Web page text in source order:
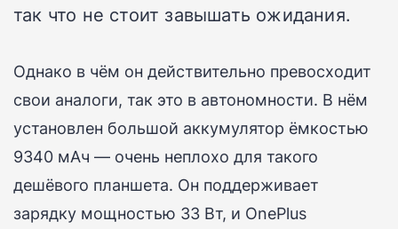
так что не стоит завышать ожидания.
Однако в чём он действительно превосходит
свои аналоги, так это в автономности. В нём
установлен большой аккумулятор ёмкостью
9340 мАч — очень неплохо для такого
дешёвого планшета. Он поддерживает
зарядку мощностью 33 Вт, и OnePlus